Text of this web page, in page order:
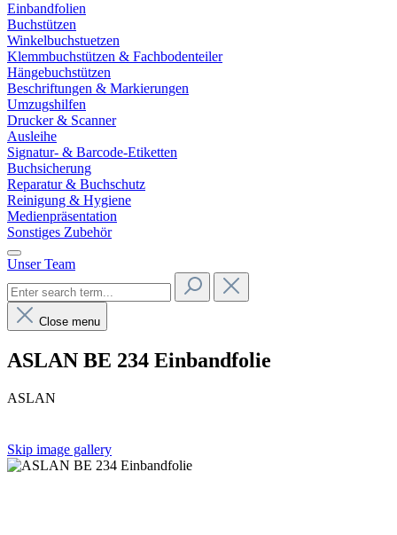
Einbandfolien
Buchstützen
Winkelbuchstuetzen
Klemmbuchstützen & Fachbodenteiler
Hängebuchstützen
Beschriftungen & Markierungen
Umzugshilfen
Drucker & Scanner
Ausleihe
Signatur- & Barcode-Etiketten
Buchsicherung
Reparatur & Buchschutz
Reinigung & Hygiene
Medienpräsentation
Sonstiges Zubehör
Unser Team
Close menu
ASLAN BE 234 Einbandfolie
ASLAN
Skip image gallery